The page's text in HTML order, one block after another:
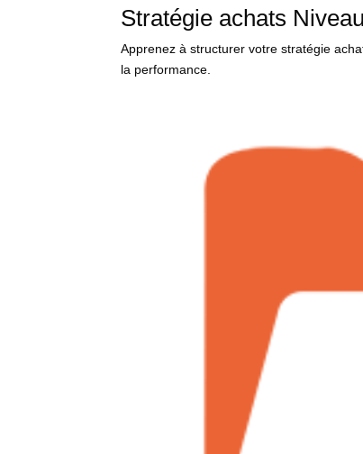
Stratégie achats
Apprenez à structurer votre stratégie
la performance.